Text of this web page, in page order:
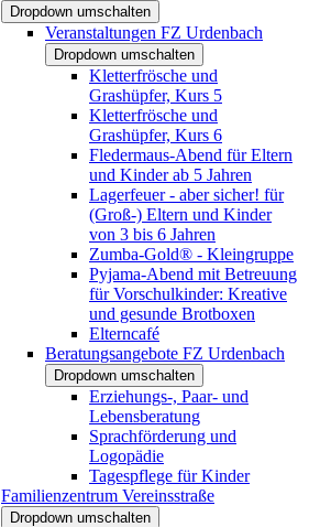
Dropdown umschalten
Veranstaltungen FZ Urdenbach
Dropdown umschalten
Kletterfrösche und
Grashüpfer, Kurs 5
Kletterfrösche und
Grashüpfer, Kurs 6
Fledermaus-Abend für Eltern
und Kinder ab 5 Jahren
Lagerfeuer - aber sicher! für
(Groß-) Eltern und Kinder
von 3 bis 6 Jahren
Zumba-Gold® - Kleingruppe
Pyjama-Abend mit Betreuung
für Vorschulkinder: Kreative
und gesunde Brotboxen
Elterncafé
Beratungsangebote FZ Urdenbach
Dropdown umschalten
Erziehungs-, Paar- und
Lebensberatung
Sprachförderung und
Logopädie
Tagespflege für Kinder
Familienzentrum Vereinsstraße
Dropdown umschalten